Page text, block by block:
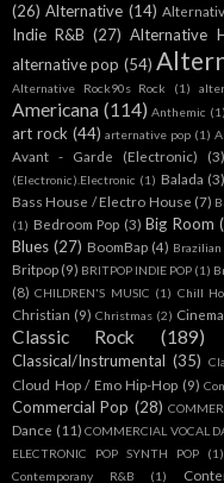
(26) Alternative (14)
Indie R&B (27) Alternative
alternative pop (54)
Alternative Rock90s Rock
(1)
Americana (114) Anthemic (1)
art rock (44) arternative pop (1)
Avant - Garde (Electronic)
(3)
(Electronic).Electronic (1) Balada (3)
Bass House / Electro House (7)
(1) Bedroom Pop (3) Big Room
Blues (27) BoomBap (4) Brazilian
Britpop (9) BRITPOP INDIE POP (1)
(8) CHILDREN'S MUSIC (1) Chill
Christian (9) Christmas (2)
Classic Rock (189)
Classical/Instrumental (35)
Cloud Hop / Emo Hip-Hop (9)
Commercial Pop (28)
Dance (11) COMMERCIAL VOCAL
ELECTRONIC POP SYNTH POP
(1)
Contemporany R&B (1)